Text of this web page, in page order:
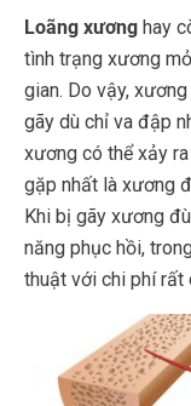
Loãng xương hay
tình trạng xương
gian. Do vậy,
gãy dù chỉ va đập
xương có thể xảy
gặp nhất là xương
Khi bị gãy xương
năng phục hồi,
thuật với chi phí rất